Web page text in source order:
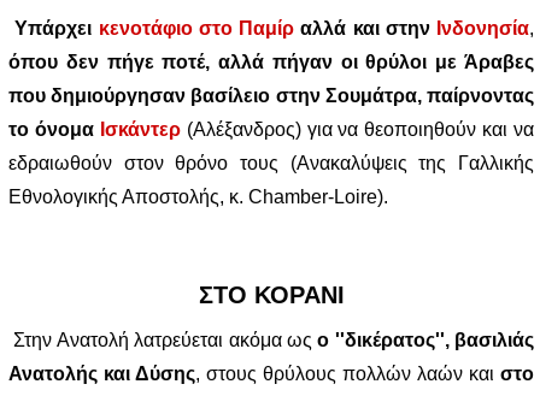
Υπάρχει κενοτάφιο στο Παμίραλλά και στηνΙνδονησία,
όπου δεν πήγε ποτέ, αλλά πήγαν οι θρύλοι με Άραβες
που δημιούργησαν βασίλειο στην Σουμάτρα, παίρνοντας
το όνομα Ισκάντερ (Αλέξανδρος) για να θεοποιηθούν και να
εδραιωθούν στον θρόνο τους (Ανακαλύψεις της Γαλλικής
Εθνολογικής Αποστολής, κ. Chamber-Loire).
ΣΤΟ ΚΟΡΑΝΙ
Στην Ανατολή λατρεύεται ακόμα ωςο ''δικέρατος'', βασιλιάς
Ανατολής και Δύσης, στους θρύλους πολλών λαών και στο